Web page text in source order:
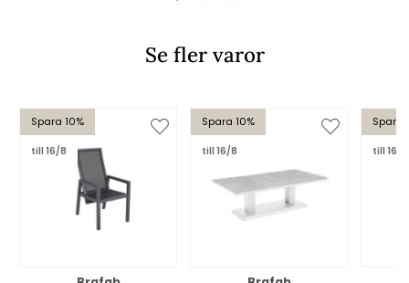
Se fler varor
Spara 10%
till 16/8
Spara 10%
till 16/8
Spara
till 16/8